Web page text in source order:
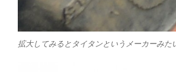
拡大してみるとタイタンというメーカーみた